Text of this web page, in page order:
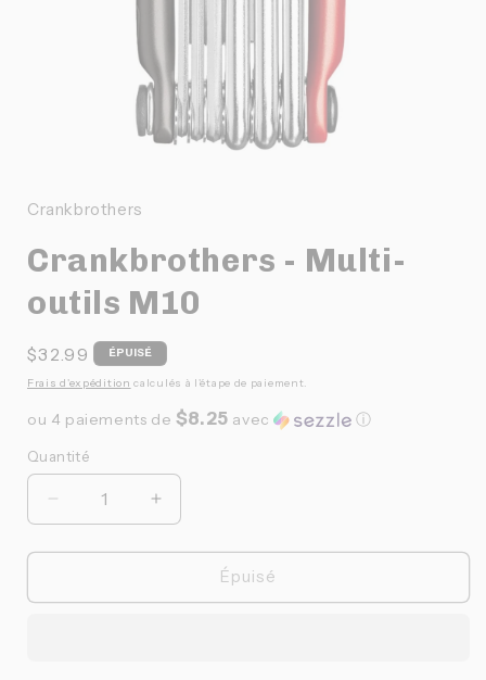
1
fenêtre
modale
Crankbrothers
Crankbrothers - Multi-
outils M10
Prix
habituel
$32.99 ÉPUISÉ
Frais d'expédition calculés à l'étape de paiement.
ou 4 paiements de $8.25 avec ⓘ
Quantité
Quantité
Réduire
la
quantité
Crankbrothers
Augmenter
la
quantité
Crankbrothers
Épuisé